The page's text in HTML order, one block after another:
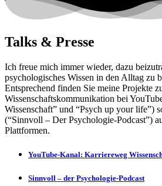
Talks & Presse
Ich freue mich immer wieder, dazu
psychologisches Wissen in den Alltag zu
Entsprechend finden Sie meine Projekte
Wissenschaftskommunikation bei
Wissenschaft” und “Psych up your life”)
(“Sinnvoll – Der Psychologie-Podcast”)
Plattformen.
YouTube-Kanal: Karriereweg
Sinnvoll – der Psychologie-Podcast